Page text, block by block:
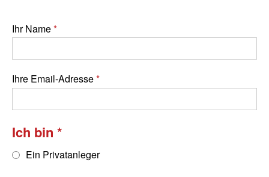
Ihr Name
Ihre Email-Adresse
Ich bin
Ein Privatanleger